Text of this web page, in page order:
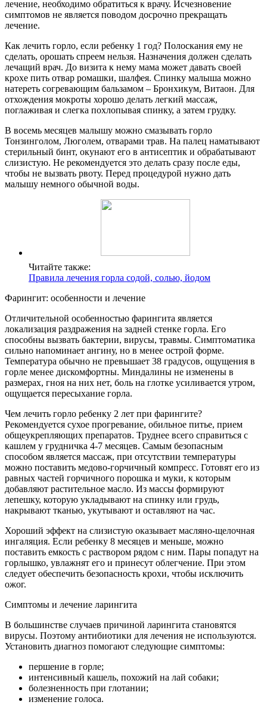
лечение, необходимо обратиться к врачу. Исчезновение
симптомов не является поводом досрочно прекращать
лечение.
Как лечить горло, если ребенку 1 год? Полоскания ему не
сделать, орошать спреем нельзя. Назначения должен сделать
лечащий врач. До визита к нему мама может давать своей
крохе пить отвар ромашки, шалфея. Спинку малыша можно
натереть согревающим бальзамом – Бронхикум, Витаон. Для
отхождения мокроты хорошо делать легкий массаж,
поглаживая и слегка похлопывая спинку, а затем грудку.
В восемь месяцев малышу можно смазывать горло
Тонзинголом, Люголем, отварами трав. На палец наматывают
стерильный бинт, окунают его в антисептик и обрабатывают
слизистую. Не рекомендуется это делать сразу после еды,
чтобы не вызвать рвоту. Перед процедурой нужно дать
малышу немного обычной воды.
Читайте также:
Правила лечения горла содой, солью, йодом
Фарингит: особенности и лечение
Отличительной особенностью фарингита является
локализация раздражения на задней стенке горла. Его
способны вызвать бактерии, вирусы, травмы. Симптоматика
сильно напоминает ангину, но в менее острой форме.
Температура обычно не превышает 38 градусов, ощущения в
горле менее дискомфортны. Миндалины не изменены в
размерах, гноя на них нет, боль на глотке усиливается утром,
ощущается пересыхание горла.
Чем лечить горло ребенку 2 лет при фарингите?
Рекомендуется сухое прогревание, обильное питье, прием
общеукрепляющих препаратов. Труднее всего справиться с
кашлем у грудничка 4-7 месяцев. Самым безопасным
способом является массаж, при отсутствии температуры
можно поставить медово-горчичный компресс. Готовят его из
равных частей горчичного порошка и муки, к которым
добавляют растительное масло. Из массы формируют
лепешку, которую укладывают на спинку или грудь,
накрывают тканью, укутывают и оставляют на час.
Хороший эффект на слизистую оказывает масляно-щелочная
ингаляция. Если ребенку 8 месяцев и меньше, можно
поставить емкость с раствором рядом с ним. Пары попадут на
горлышко, увлажнят его и принесут облегчение. При этом
следует обеспечить безопасность крохи, чтобы исключить
ожог.
Симптомы и лечение ларингита
В большинстве случаев причиной ларингита становятся
вирусы. Поэтому антибиотики для лечения не используются.
Установить диагноз помогают следующие симптомы:
першение в горле;
интенсивный кашель, похожий на лай собаки;
болезненность при глотании;
изменение голоса.